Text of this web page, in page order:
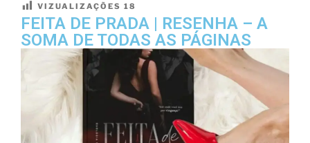
VIZUALIZAÇÕES 18
FEITA DE PRADA | RESENHA – A
SOMA DE TODAS AS PÁGINAS